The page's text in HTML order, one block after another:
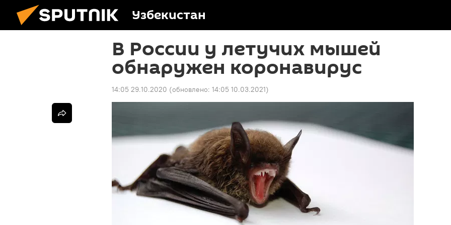
Узбекистан
В России у летучих мышей
обнаружен коронавирус
14:05 29.10.2020 (обновлено: 14:05 10.03.2021)